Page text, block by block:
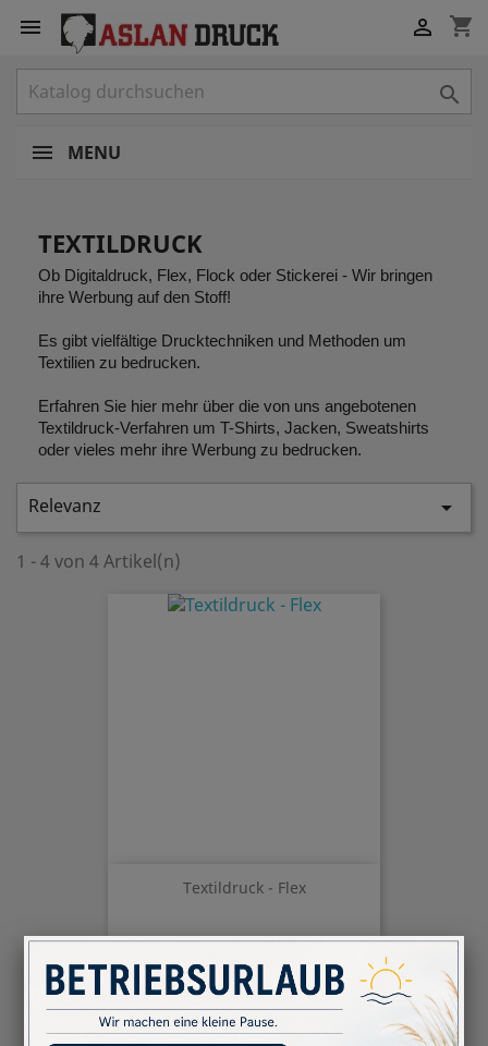
 shopping_cart


MENU
TEXTILDRUCK
Ob Digitaldruck, Flex, Flock oder Stickerei - Wir bringen
ihre Werbung auf den Stoff!
Es gibt vielfältige Drucktechniken und Methoden um
Textilien zu bedrucken.
Erfahren Sie hier mehr über die von uns angebotenen
Textildruck-Verfahren um T-Shirts, Jacken, Sweatshirts
oder vieles mehr ihre Werbung zu bedrucken.
Relevanz 
1 - 4 von 4 Artikel(n)
Textildruck - Flex